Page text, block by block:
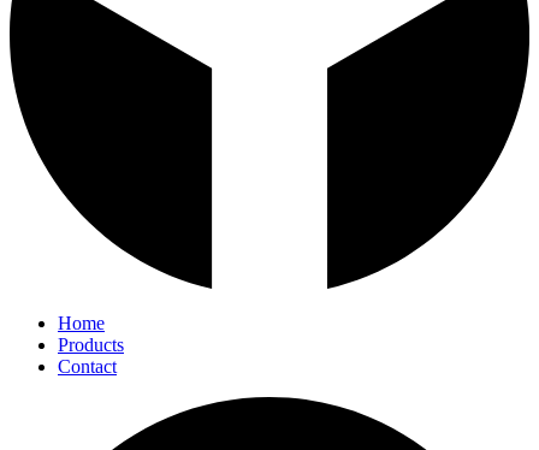
Home
Products
Contact